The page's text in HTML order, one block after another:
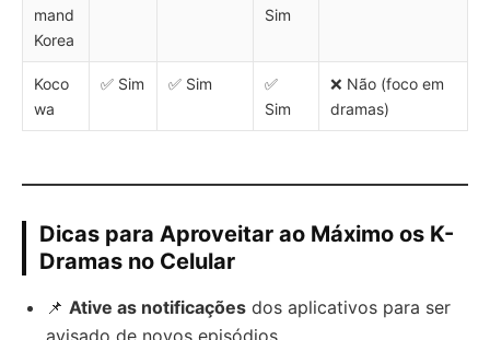
mand
Korea
Sim
Koco
wa
✅ Sim ✅ Sim
✅
Sim
❌ Não (foco em
dramas)
Dicas para Aproveitar ao Máximo os K-
Dramas no Celular
📌 Ative as notificações dos aplicativos para ser
avisado de novos episódios.